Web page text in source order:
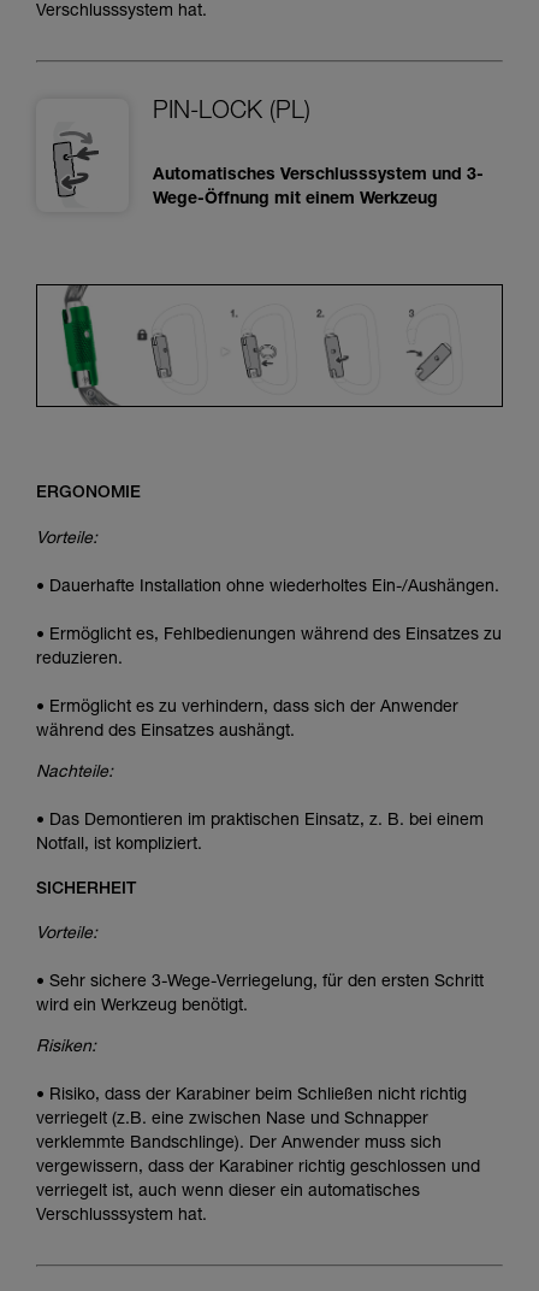
Verschlusssystem hat.
PIN-LOCK (PL)
Automatisches Verschlusssystem und 3-
Wege-Öffnung mit einem Werkzeug
ERGONOMIE
Vorteile:
• Dauerhafte Installation ohne wiederholtes Ein-/Aushängen.
• Ermöglicht es, Fehlbedienungen während des Einsatzes zu
reduzieren.
• Ermöglicht es zu verhindern, dass sich der Anwender
während des Einsatzes aushängt.
Nachteile:
• Das Demontieren im praktischen Einsatz, z. B. bei einem
Notfall, ist kompliziert.
SICHERHEIT
Vorteile:
• Sehr sichere 3-Wege-Verriegelung, für den ersten Schritt
wird ein Werkzeug benötigt.
Risiken:
• Risiko, dass der Karabiner beim Schließen nicht richtig
verriegelt (z.B. eine zwischen Nase und Schnapper
verklemmte Bandschlinge). Der Anwender muss sich
vergewissern, dass der Karabiner richtig geschlossen und
verriegelt ist, auch wenn dieser ein automatisches
Verschlusssystem hat.